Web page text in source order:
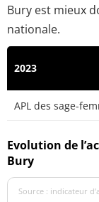
Bury est mieux
nationale.
2023
APL des sage-
Evolution de
Bury
Source : indicateur